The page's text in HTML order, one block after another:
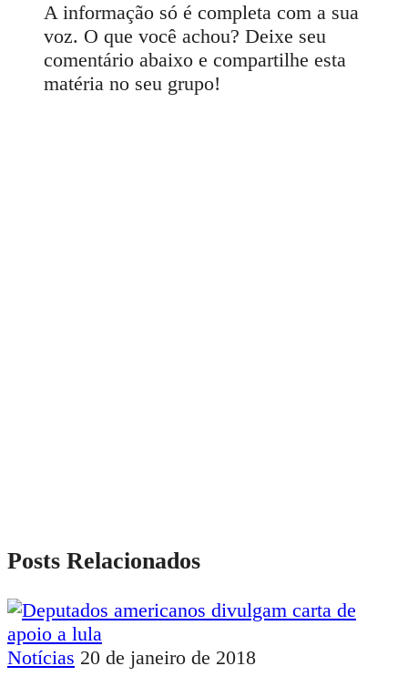
A informação só é completa com a sua
voz. O que você achou? Deixe seu
comentário abaixo e compartilhe esta
matéria no seu grupo!
Posts Relacionados
Notícias 20 de janeiro de 2018